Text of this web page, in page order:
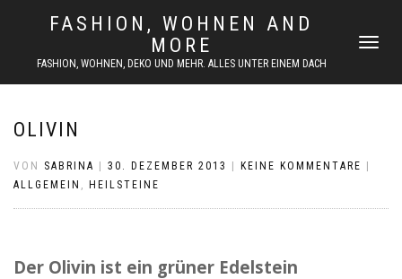
FASHION, WOHNEN AND
MORE
FASHION, WOHNEN, DEKO UND MEHR. ALLES UNTER EINEM DACH
OLIVIN
VON SABRINA 30. DEZEMBER 2013 KEINE KOMMENTARE
ALLGEMEIN , HEILSTEINE
Der Olivin ist ein grüner Edelstein